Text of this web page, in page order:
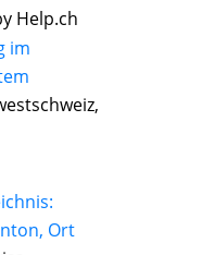
Help.ch
im
Ort